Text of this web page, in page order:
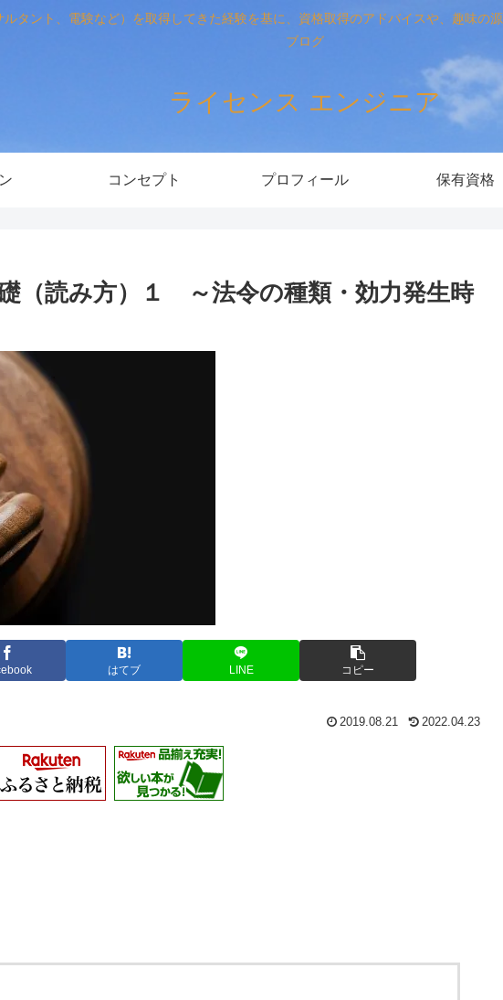
タント、電験など）を取得してきた経験を基に、資格取得のアドバイスや、趣味の
ブログ
ライセンス エンジニア
コンセプト プロフィール 保有資格
礎（読み方）１ ～法令の種類・効力発生時
はてブ LINE コピー
2019.08.21 2022.04.23